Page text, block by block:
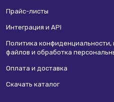
Прайс-листы
Интеграция и API
Политика конфиденциальности,
файлов и обработка
Оплата и доставка
Скачать каталог